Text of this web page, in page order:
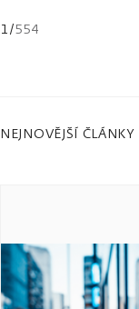
1/554
NEJNOVĚJŠÍ ČLÁNKY